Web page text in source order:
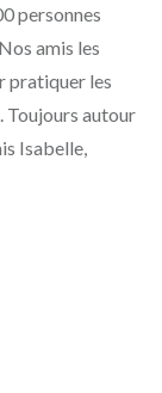
personnes
amis les
pratiquer les
Toujours autour
Isabelle,